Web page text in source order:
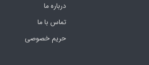
درباره ما
تماس با ما
حریم خصوصی